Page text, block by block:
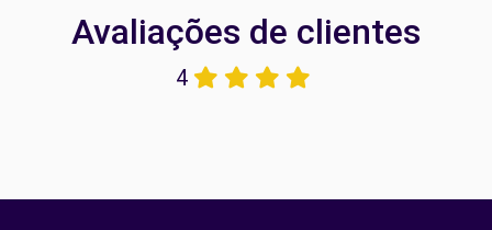
Avaliações de clientes
4